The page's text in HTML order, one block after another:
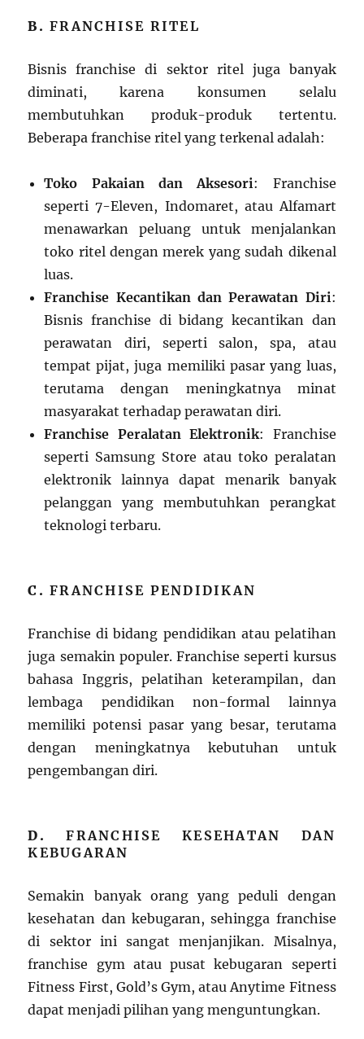
B.FRANCHISE RITEL
Bisnis franchise di sektor ritel juga banyak
diminati, karena konsumen selalu
membutuhkan produk-produk tertentu.
Beberapa franchise ritel yang terkenal adalah:
Toko Pakaian dan Aksesori: Franchise
seperti 7-Eleven, Indomaret, atau Alfamart
menawarkan peluang untuk menjalankan
toko ritel dengan merek yang sudah dikenal
luas.
Franchise Kecantikan dan Perawatan Diri:
Bisnis franchise di bidang kecantikan dan
perawatan diri, seperti salon, spa, atau
tempat pijat, juga memiliki pasar yang luas,
terutama dengan meningkatnya minat
masyarakat terhadap perawatan diri.
Franchise Peralatan Elektronik: Franchise
seperti Samsung Store atau toko peralatan
elektronik lainnya dapat menarik banyak
pelanggan yang membutuhkan perangkat
teknologi terbaru.
C.FRANCHISE PENDIDIKAN
Franchise di bidang pendidikan atau pelatihan
juga semakin populer. Franchise seperti kursus
bahasa Inggris, pelatihan keterampilan, dan
lembaga pendidikan non-formal lainnya
memiliki potensi pasar yang besar, terutama
dengan meningkatnya kebutuhan untuk
pengembangan diri.
D.FRANCHISE KESEHATAN DAN
KEBUGARAN
Semakin banyak orang yang peduli dengan
kesehatan dan kebugaran, sehingga franchise
di sektor ini sangat menjanjikan. Misalnya,
franchise gym atau pusat kebugaran seperti
Fitness First, Gold’s Gym, atau Anytime Fitness
dapat menjadi pilihan yang menguntungkan.